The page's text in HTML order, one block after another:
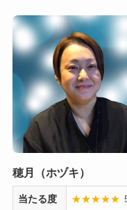
穂月（ホヅキ）
当たる度 ★★★★★